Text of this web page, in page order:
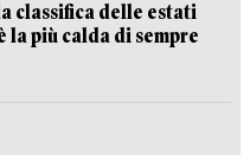
classifica delle estati
la più calda di sempre